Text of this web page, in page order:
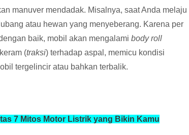
manuver mendadak. Misalnya, saat Anda melaju
atau hewan yang menyeberang. Karena per
baik, mobil akan mengalami body roll
(traksi) terhadap aspal, memicu kondisi
tergelincir atau bahkan terbalik.
7 Mitos Motor Listrik yang Bikin Kamu